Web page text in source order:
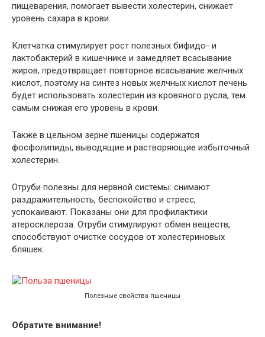
пищеварения, помогает вывести холестерин, снижает
уровень сахара в крови.
Клетчатка стимулирует рост полезных бифидо- и
лактобактерий в кишечнике и замедляет всасывание
жиров, предотвращает повторное всасывание желчных
кислот, поэтому на синтез новых желчных кислот печень
будет использовать холестерин из кровяного русла, тем
самым снижая его уровень в крови.
Также в цельном зерне пшеницы содержатся
фосфолипиды, выводящие и растворяющие избыточный
холестерин.
Отруби полезны для нервной системы: снимают
раздражительность, беспокойство и стресс,
успокаивают. Показаны они для профилактики
атеросклероза. Отруби стимулируют обмен веществ,
способствуют очистке сосудов от холестериновых
бляшек.
Полезные свойства пшеницы
Обратите внимание!